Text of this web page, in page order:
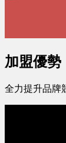
加盟優勢
全力提升品牌